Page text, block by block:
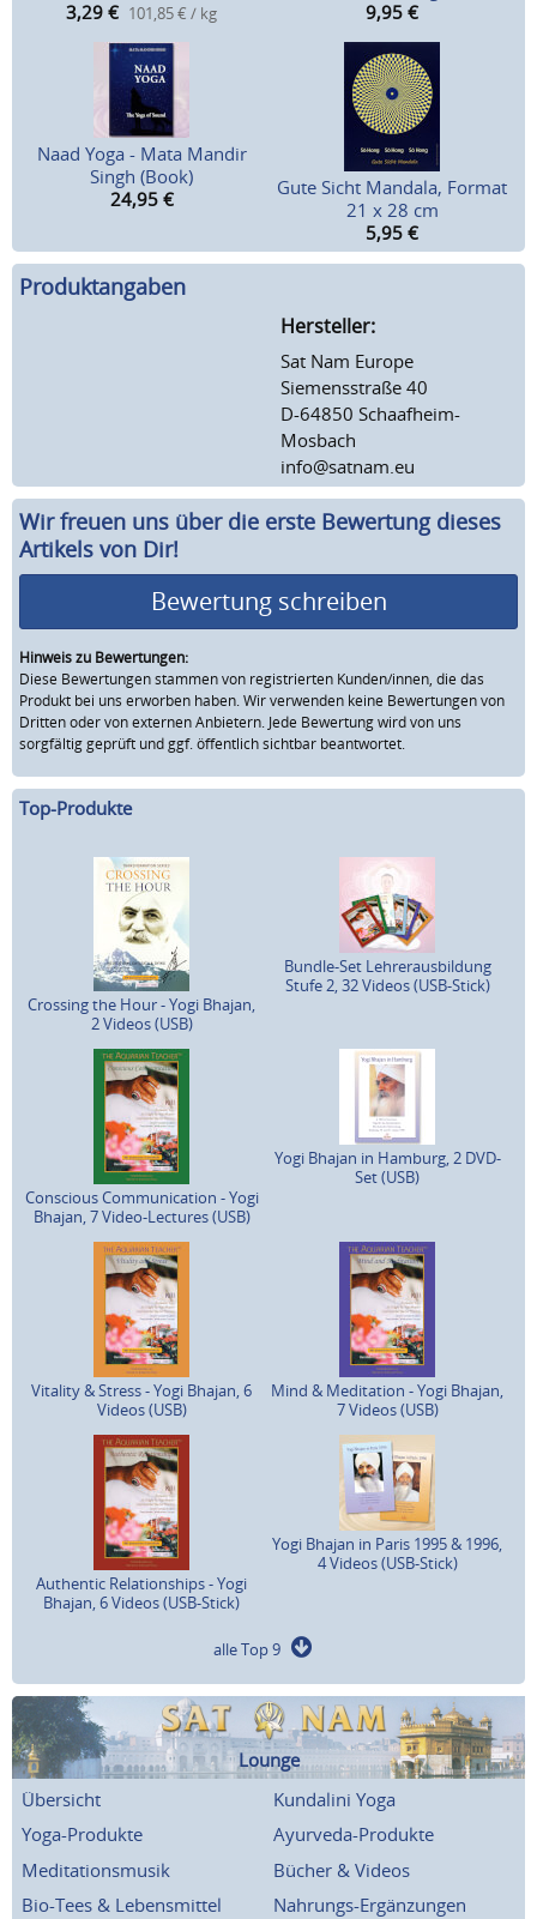
3,29 € 101,85 € / kg
9,95 €
Naad Yoga - Mata Mandir
Singh (Book)
24,95 €
Gute Sicht Mandala, Format
21 x 28 cm
5,95 €
Produktangaben
Hersteller:
Sat Nam Europe
Siemensstraße 40
D-64850 Schaafheim-
Mosbach
info@satnam.eu
Wir freuen uns über die erste Bewertung dieses
Artikels von Dir!
Bewertung schreiben
Hinweis zu Bewertungen:
Diese Bewertungen stammen von registrierten Kunden/innen, die das
Produkt bei uns erworben haben. Wir verwenden keine Bewertungen von
Dritten oder von externen Anbietern. Jede Bewertung wird von uns
sorgfältig geprüft und ggf. öffentlich sichtbar beantwortet.
Top-Produkte
Crossing the Hour - Yogi Bhajan,
2 Videos (USB)
Bundle-Set Lehrerausbildung
Stufe 2, 32 Videos (USB-Stick)
Conscious Communication - Yogi
Bhajan, 7 Video-Lectures (USB)
Yogi Bhajan in Hamburg, 2 DVD-
Set (USB)
Vitality & Stress - Yogi Bhajan, 6
Videos (USB)
Mind & Meditation - Yogi Bhajan,
7 Videos (USB)
Authentic Relationships - Yogi
Bhajan, 6 Videos (USB-Stick)
Yogi Bhajan in Paris 1995 & 1996,
4 Videos (USB-Stick)
alle Top 9
Lounge
Übersicht
Kundalini Yoga
Yoga-Produkte
Ayurveda-Produkte
Meditationsmusik
Bücher & Videos
Bio-Tees & Lebensmittel
Nahrungs-Ergänzungen